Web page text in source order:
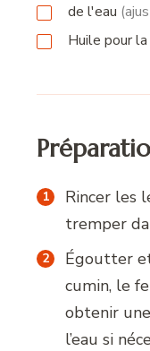
de l'eau
Huile pour la
Rincer les
tremper
Égoutter
cumin, le
obtenir
l’eau si